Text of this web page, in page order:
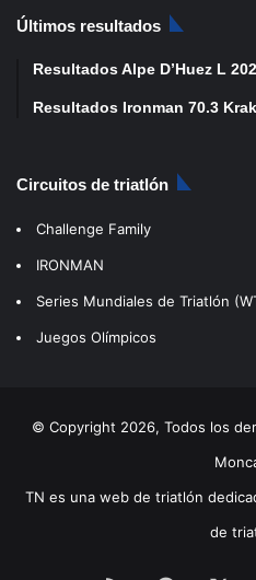
Últimos resultados
Resultados Alpe D’Huez L
Resultados Ironman 70.3
Circuitos de triatlón
Challenge Family
IRONMAN
Series Mundiales de Triatlón
Juegos Olímpicos
© Copyright 2026, Todos los
TN es una web de triatlón
de